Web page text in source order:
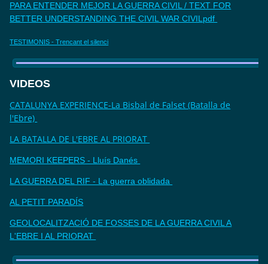
PARA ENTENDER MEJOR LA GUERRA CIVIL / TEXT FOR
BETTER UNDERSTANDING THE CIVIL WAR CIVILpdf
TESTIMONIS - Trencant el silenci
VIDEOS
CATALUNYA EXPERIENCE-La Bisbal de Falset (Batalla de
l'Ebre)
LA BATALLA DE L'EBRE AL PRIORAT
MEMORI KEEPERS - Lluís Danés
LA GUERRA DEL RIF - La guerra oblidada
AL PETIT PARADÍS
GEOLOCALITZACIÓ DE FOSSES DE LA GUERRA CIVIL A
L'EBRE I AL PRIORAT